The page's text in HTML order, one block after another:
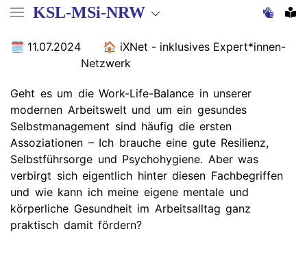
Direkt
Inhalt
KSL-MSi-NRW
11.07.2024
iXNet - inklusives Expert*innen-
Netzwerk
Geht es um die Work-Life-Balance in unserer
modernen Arbeitswelt und um ein gesundes
Selbstmanagement sind häufig die ersten
Assoziationen – Ich brauche eine gute Resilienz,
Selbstführsorge und Psychohygiene. Aber was
verbirgt sich eigentlich hinter diesen Fachbegriffen
und wie kann ich meine eigene mentale und
körperliche Gesundheit im Arbeitsalltag ganz
praktisch damit fördern?